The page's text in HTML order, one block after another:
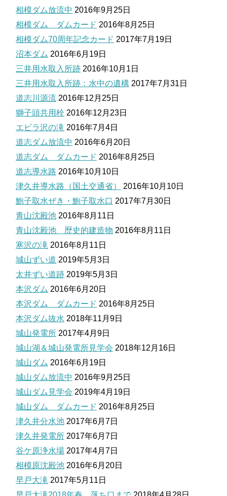
相模ダム放流中 2016年9月25日
相模ダム ダムカード 2016年8月25日
相模ダム70周年記念カード 2017年7月19日
沼本ダム 2016年6月19日
三井用水取入所跡 2016年10月1日
三井用水取入所跡：水中の遺構 2017年7月31日
道志川源流 2016年12月25日
獅子頭共用栓 2016年12月23日
エビラ沢の滝 2016年7月4日
道志ダム放流中 2016年6月20日
道志ダム ダムカード 2016年8月25日
道志導水路 2016年10月10日
津久井導水路（国土交通省）
2016年10月10日
鮑子取水ぜき・鮑子取水口 2017年7月30日
青山沈殿池 2016年8月11日
青山沈殿池 歴史的建造物 2016年8月11日
寒沢の滝 2016年8月11日
城山ずい道 2019年5月3日
太井ずい道跡 2019年5月3日
本沢ダム 2016年6月20日
本沢ダム ダムカード 2016年8月25日
本沢ダム抜水 2018年11月9日
城山発電所 2017年4月9日
城山湖＆城山発電所見学会 2018年12月16日
城山ダム 2016年6月19日
城山ダム放流中 2016年9月25日
城山ダム見学会 2019年4月19日
城山ダム ダムカード 2016年8月25日
津久井分水池 2017年6月7日
津久井発電所 2017年6月7日
谷ケ原浄水場 2017年4月7日
相模原沈殿池 2016年6月20日
早戸大滝 2017年5月11日